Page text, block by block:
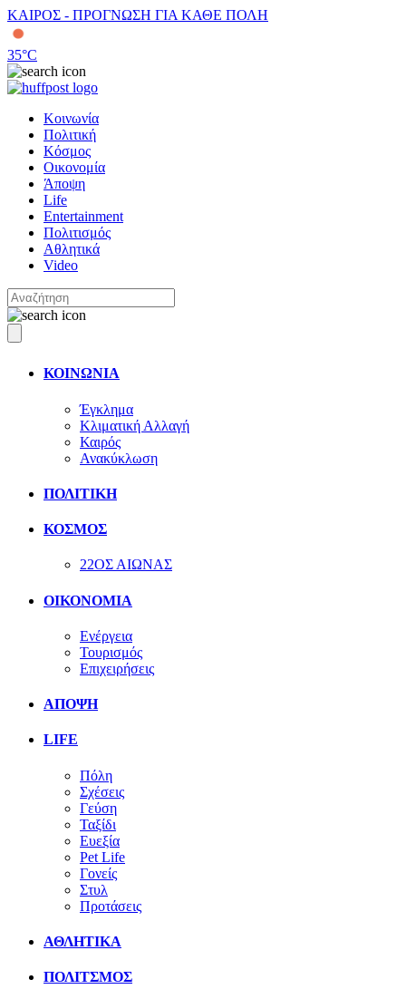
ΚΑΙΡΟΣ - ΠΡΟΓΝΩΣΗ ΓΙΑ ΚΑΘΕ ΠΟΛΗ
35°C
Κοινωνία
Πολιτική
Κόσμος
Οικονομία
Άποψη
Life
Entertainment
Πολιτισμός
Αθλητικά
Video
ΚΟΙΝΩΝΙΑ
Έγκλημα
Κλιματική Αλλαγή
Καιρός
Ανακύκλωση
ΠΟΛΙΤΙΚΗ
ΚΟΣΜΟΣ
22ΟΣ ΑΙΩΝΑΣ
ΟΙΚΟΝΟΜΙΑ
Ενέργεια
Τουρισμός
Επιχειρήσεις
ΑΠΟΨΗ
LIFE
Πόλη
Σχέσεις
Γεύση
Ταξίδι
Ευεξία
Pet Life
Γονείς
Στυλ
Προτάσεις
ΑΘΛΗΤΙΚΑ
ΠΟΛΙΤΣΜΟΣ